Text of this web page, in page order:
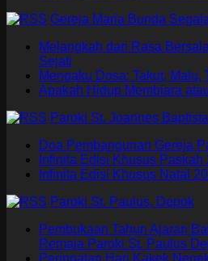
Gereja Maria Bunda
Melangkah dari Rasa
Sejati
Mengaku Dosa: Takut, Malu,
Apakah Hidup Membiara
Paroki St. Joannes
Doa Pembangunan Gereja
Infinita Edisi Khusus Paskah
Infinita Edisi Khusus Natal
Paroki St. Paulus, Depok
Pembukaan Tahun Ajaran
Remaja Paroki St. Paulus